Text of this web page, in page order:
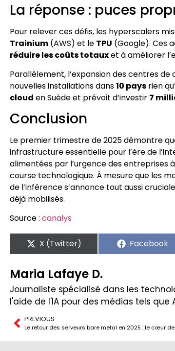
La réponse : puces
Pour relever ces défis, les hyperscalers
Trainium (AWS) et le TPU (Google). Ces
réduire les coûts totauxet à améliorer
Parallèlement, l’expansion des centres
nouvelles installations dans10 pays rien
cloud en Suède et prévoit d’investir 7
Conclusion
Le premier trimestre de 2025 démontre
infrastructure essentielle pour l’ère de
alimentées par l’urgence des entreprises
course technologique. À mesure que les
de l’inférence s’annonce tout aussi
déjà mobilisés.
Source : canalys
X (Twitter) Facebook
Maria Lafaye D.
Journaliste spécialisé dans les
l'aide de l'IA pour des médias tels que
PREVIOUS